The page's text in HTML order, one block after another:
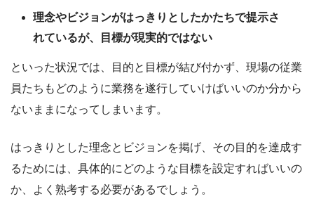
理念やビジョンがはっきりとしたかたちで提示さ
れているが、目標が現実的ではない
といった状況では、目的と目標が結び付かず、現場の従業
員たちもどのように業務を遂行していけばいいのか分から
ないままになってしまいます。
はっきりとした理念とビジョンを掲げ、その目的を達成す
るためには、具体的にどのような目標を設定すればいいの
か、よく熟考する必要があるでしょう。